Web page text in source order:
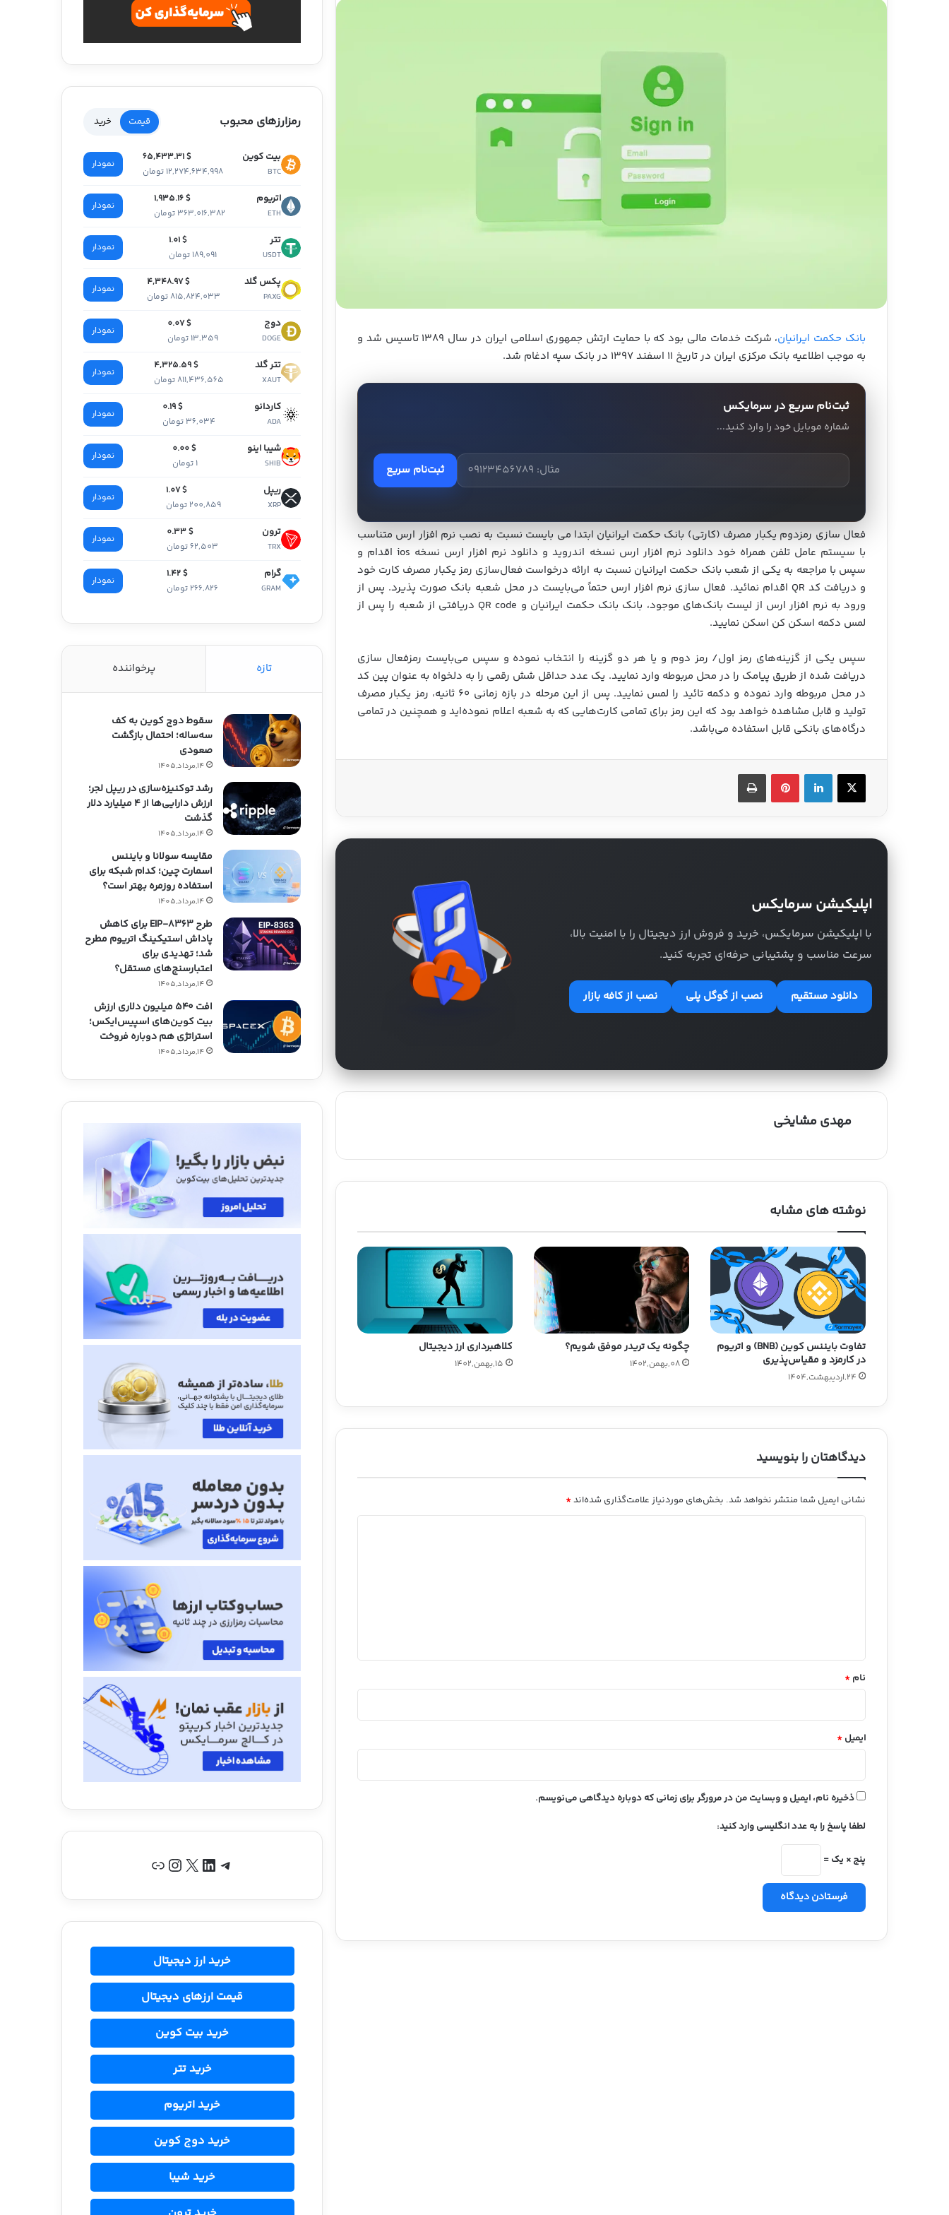
بانک حکمت ایرانیان
، شرکت خدمات مالی بود که با حمایت ارتش جمهوری اسلامی ایران در سال ۱۳۸۹ تاسیس شد و
به موجب اطلاعیه بانک مرکزی ایران در تاریخ ۱۱ اسفند ۱۳۹۷ در بانک سپه ادغام شد.
ثبت‌نام سریع در سرمایکس
شماره موبایل خود را وارد کنید...
ثبت‌نام سریع
فعال سازی رمزدوم یکبار مصرف (کارتی) بانک حکمت ایرانیان ابتدا می بایست نسبت به نصب نرم افزار ارس متناسب
با سیستم عامل تلفن همراه خود دانلود نرم افزار ارس نسخه اندروید و دانلود نرم افزار ارس نسخه ios اقدام و
سپس با مراجعه به یکی از شعب بانک حکمت ایرانیان نسبت به ارائه درخواست فعال‌سازی رمز یکبار مصرف کارت خود
و دریافت کد QR اقدام نمائید. فعال‌ سازی نرم افزار ارس حتماً می‌بایست در محل شعبه بانک صورت پذیرد. پس از
ورود به نرم افزار ارس از لیست بانک‌های موجود، بانک بانک حکمت ایرانیان و QR code دریافتی از شعبه را پس از
لمس دکمه اسکن کن اسکن نمایید.
سپس یکی از گزینه‌های رمز اول/ رمز دوم و یا هر دو گزینه را انتخاب نموده و سپس می‌بایست رمزفعال‌ سازی
دریافت شده از طریق پیامک را در محل مربوطه وارد نمایید. یک عدد حداقل شش رقمی را به دلخواه به عنوان پین کد
در محل مربوطه وارد نموده و دکمه تائید را لمس نمایید. پس از این مرحله در بازه زمانی ۶۰ ثانیه، رمز یکبار مصرف
تولید و قابل مشاهده خواهد بود که این رمز برای تمامی کارت‌هایی که به شعبه اعلام نموده‌اید و همچنین در تمامی
درگاه‌های بانکی قابل استفاده می‌باشد.
X لینکدین ‫پین‌ترست
اپلیکیشن سرمایکس
با اپلیکیشن سرمایکس، خرید و فروش ارز دیجیتال را با امنیت بالا،
سرعت مناسب و پشتیبانی حرفه‌ای تجربه کنید.
دانلود مستقیم نصب از گوگل پلی نصب از کافه بازار
مهدی مشایخی
نوشته های مشابه
تفاوت بایننس کوین (BNB) و اتریوم
در کارمزد و مقیاس‌پذیری
24,اردیبهشت,1404
چگونه یک تریدر موفق شویم؟
08,بهمن,1402
کلاهبرداری ارز دیجیتال
15,بهمن,1402
دیدگاهتان را بنویسید
نشانی ایمیل شما منتشر نخواهد شد. بخش‌های موردنیاز علامت‌گذاری شده‌اند*
نام *
ایمیل *
ذخیره نام، ایمیل و وبسایت من در مرورگر برای زمانی که دوباره دیدگاهی می‌نویسم.
لطفا پاسخ را به عدد انگلیسی وارد کنید:
پنج × یک =
رمزارزهای محبوب قیمت خرید
بیت کوین
BTC
$ 65,433.31
12,274,634,998 تومان
نمودار
اتریوم
ETH
$ 1,935.16
363,016,382 تومان
نمودار
تتر
USDT
$ 1.01
189,091 تومان
نمودار
پکس گلد
PAXG
$ 4,348.97
815,824,033 تومان
نمودار
دوج
DOGE
$ 0.07
13,359 تومان
نمودار
تتر گلد
XAUT
$ 4,325.59
811,436,565 تومان
نمودار
کاردانو
ADA
$ 0.19
36,034 تومان
نمودار
شیبا اینو
SHIB
$ 0.00
1 تومان
نمودار
ریپل
XRP
$ 1.07
200,859 تومان
نمودار
ترون
TRX
$ 0.33
62,503 تومان
نمودار
گرام
GRAM
$ 1.42
266,826 تومان
نمودار
تازه پرخواننده
سقوط دوج کوین به کف
سه‌ساله؛ احتمال بازگشت
صعودی
14,مرداد,1405
رشد توکنیزه‌سازی در ریپل لجر؛
ارزش دارایی‌ها از ۴ میلیارد دلار
گذشت
14,مرداد,1405
مقایسه سولانا و بایننس
اسمارت چین؛ کدام شبکه برای
استفاده روزمره بهتر است؟
14,مرداد,1405
طرح EIP-8363 برای کاهش
پاداش استیکینگ اتریوم مطرح
شد؛ تهدیدی برای
اعتبارسنج‌های مستقل؟
14,مرداد,1405
افت ۵۴۰ میلیون دلاری ارزش
بیت کوین‌های اسپیس‌ایکس؛
استراتژی هم دوباره فروخت
14,مرداد,1405
تلگرام لینکداین X اینستاگرم پیوند
خرید ارز دیجیتال
قیمت ارزهای دیجیتال
خرید بیت کوین
خرید تتر
خرید اتریوم
خرید دوج کوین
خرید شیبا